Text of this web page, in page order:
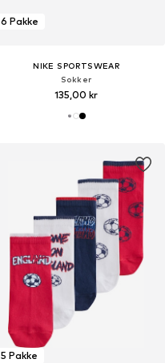
6 Pakke
NIKE SPORTSWEAR
Sokker
135,00 kr
5 Pakke